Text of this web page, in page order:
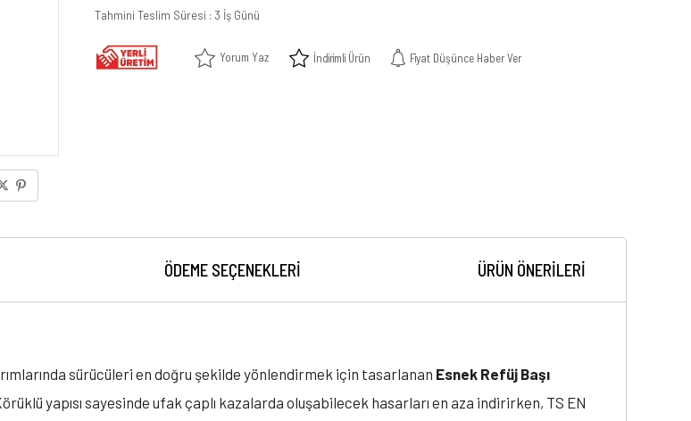
Tahmini Teslim Süresi : 3 İş Günü
Yorum Yaz İndirimli Ürün Fiyat Düşünce Haber Ver
ÖDEME SEÇENEKLERI ÜRÜN ÖNERILERI
sürücüleri en doğru şekilde yönlendirmek için tasarlanan Esnek Refüj Başı
yapısı sayesinde ufak çaplı kazalarda oluşabilecek hasarları en aza indirirken, TS EN